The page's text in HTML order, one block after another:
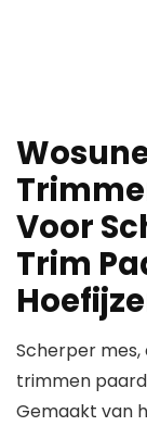
Voor
Trim
Scherper
trimmen
Gemaakt van